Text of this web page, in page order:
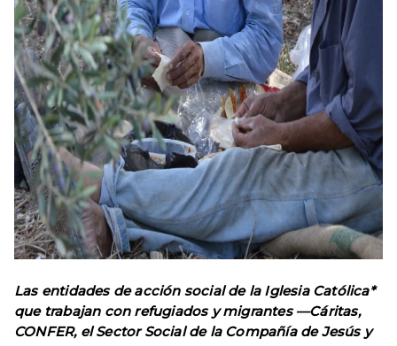
Las entidades de acción social de la Iglesia Católica*
que trabajan con refugiados y migrantes —Cáritas,
CONFER, el Sector Social de la Compañía de Jesús y